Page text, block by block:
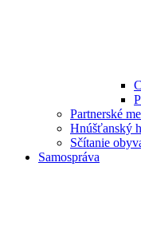
Partnerské
Hnúšťanský
Sčítanie
Samospráva